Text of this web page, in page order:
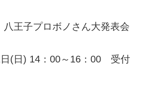
王子プロボノさん大発表会
(日) 14：00～16：00 受付